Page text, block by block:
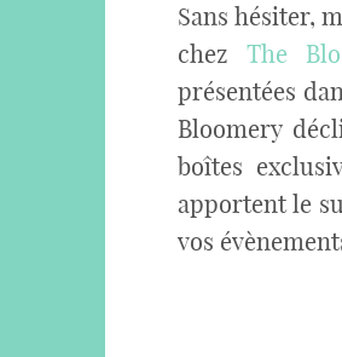
Sans hésiter,
chez The
présentées
Bloomery
boîtes
apportent le
vos